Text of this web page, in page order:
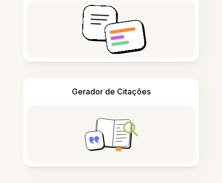
Gerador de Citações